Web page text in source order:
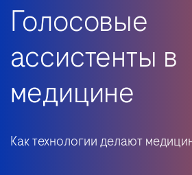
Голосовые
ассистенты в
медицине
Как технологии делают